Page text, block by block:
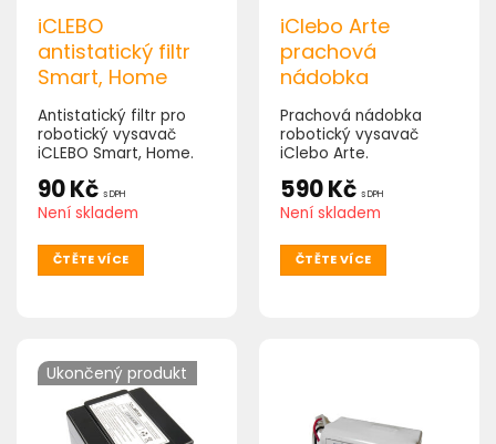
iCLEBO
antistatický filtr
Smart, Home
Antistatický filtr pro
robotický vysavač
iCLEBO Smart, Home.
90Kč s DPH
Není skladem
ČTĚTE VÍCE
iClebo Arte
prachová
nádobka
Prachová nádobka
robotický vysavač
iClebo Arte.
590Kč s DPH
Není skladem
ČTĚTE VÍCE
Ukončený produkt